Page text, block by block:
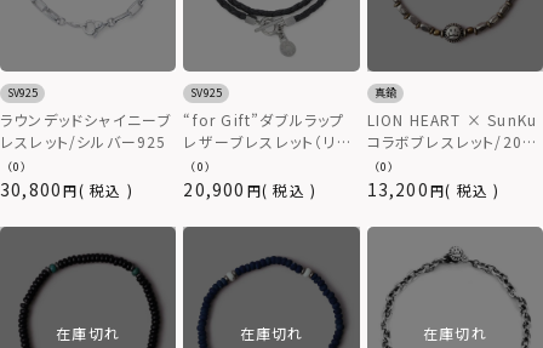
SV925
ラウンデッドシャイニーブ
レスレット/シルバー925
30,800 税込
（0）
SV925
“for Gift”ダブルラップ
レザーブレスレット（リフ
ァインド）/シルバー925
20,900 税込
（0）
真鍮
LION HEART × SunKu
コラボブレスレット/2020
年モデル/TYPE E（真鍮）
13,200 税込
（0）
在庫切れ 在庫切れ 在庫切れ